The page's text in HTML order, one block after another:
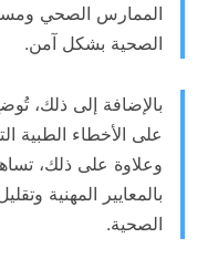
الممارس الصحي
الصحية بشكل آمن.
على الأخطاء الطبية
وعلاوة على ذلك،
بالمعايير المهنية
الصحية.